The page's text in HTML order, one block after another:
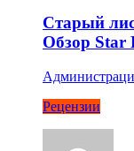
Старый
Обзор Star
Рецензии